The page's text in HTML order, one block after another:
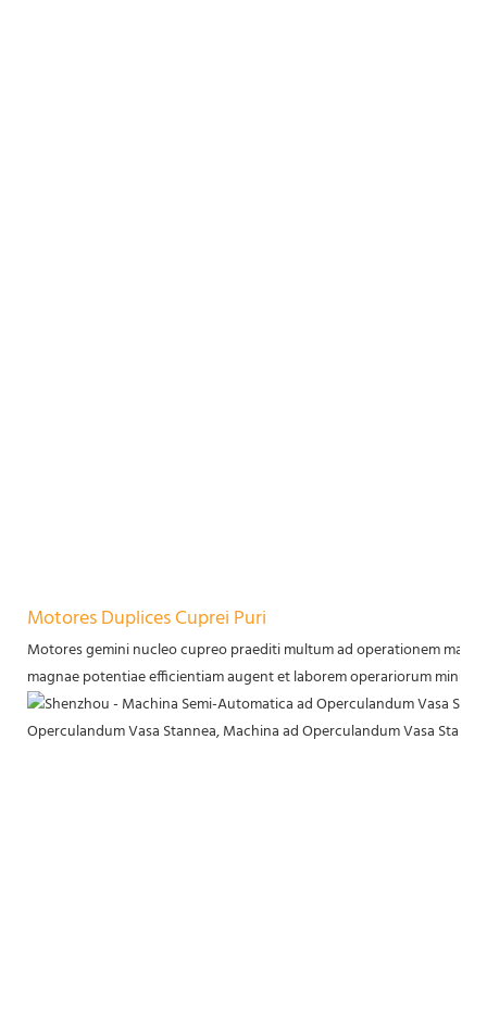
Motores Duplices Cuprei Puri
Motores gemini nucleo cupreo praediti multum ad operationem
magnae potentiae efficientiam augent et laborem operariorum